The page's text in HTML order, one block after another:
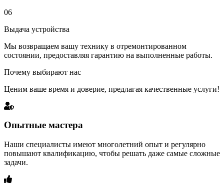
06
Выдача устройства
Мы возвращаем вашу технику в отремонтированном
состоянии, предоставляя гарантию на выполненные работы.
Почему выбирают нас
Ценим ваше время и доверие, предлагая качественные услуги!
Опытные мастера
Наши специалисты имеют многолетний опыт и регулярно
повышают квалификацию, чтобы решать даже самые сложные
задачи.